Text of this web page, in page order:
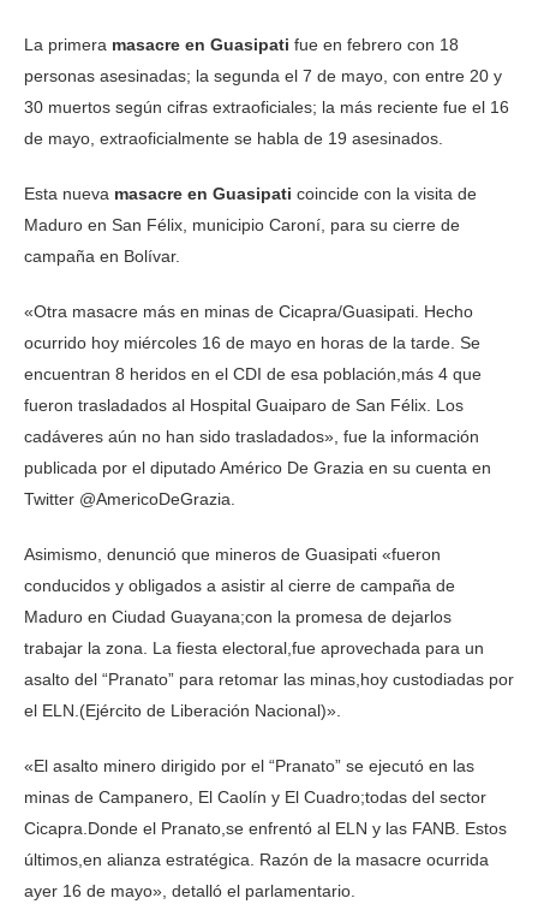
La primera masacre en Guasipati fue en febrero con 18
personas asesinadas; la segunda el 7 de mayo, con entre 20 y
30 muertos según cifras extraoficiales; la más reciente fue el 16
de mayo, extraoficialmente se habla de 19 asesinados.
Esta nueva masacre en Guasipati coincide con la visita de
Maduro en San Félix, municipio Caroní, para su cierre de
campaña en Bolívar.
«Otra masacre más en minas de Cicapra/Guasipati. Hecho
ocurrido hoy miércoles 16 de mayo en horas de la tarde. Se
encuentran 8 heridos en el CDI de esa población,más 4 que
fueron trasladados al Hospital Guaiparo de San Félix. Los
cadáveres aún no han sido trasladados», fue la información
publicada por el diputado Américo De Grazia en su cuenta en
Twitter @AmericoDeGrazia.
Asimismo, denunció que mineros de Guasipati «fueron
conducidos y obligados a asistir al cierre de campaña de
Maduro en Ciudad Guayana;con la promesa de dejarlos
trabajar la zona. La fiesta electoral,fue aprovechada para un
asalto del “Pranato” para retomar las minas,hoy custodiadas por
el ELN.(Ejército de Liberación Nacional)».
«El asalto minero dirigido por el “Pranato” se ejecutó en las
minas de Campanero, El Caolín y El Cuadro;todas del sector
Cicapra.Donde el Pranato,se enfrentó al ELN y las FANB. Estos
últimos,en alianza estratégica. Razón de la masacre ocurrida
ayer 16 de mayo», detalló el parlamentario.